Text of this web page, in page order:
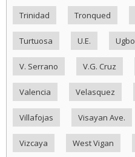
Trinidad Tronqued
Turtuosa U.E. Ugbo
V. Serrano V.G. Cruz
Valencia Velasquez
Villafojas Visayan Ave.
Vizcaya West Vigan